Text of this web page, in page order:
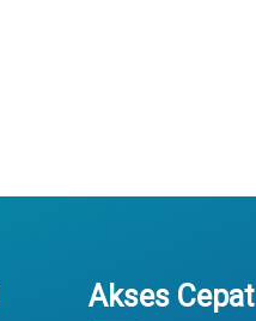
Akses Cepat